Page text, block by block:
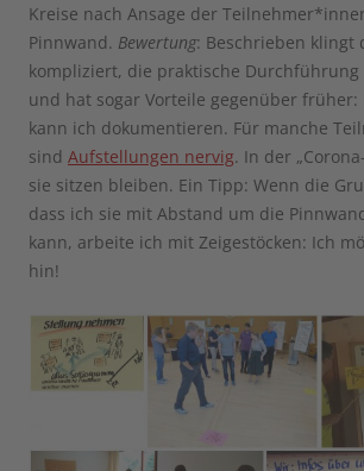
Kreise nach Ansage der
Pinnwand. Bewertung: Beschrieben klingt
kompliziert, die praktische Durchführung
und hat sogar Vorteile gegenüber früher:
kann ich dokumentieren. Für manche
sind Aufstellungen nervig. In der
sie sitzen bleiben. Ein Tipp: Wenn die
dass ich sie mit Abstand um die
kann, arbeite ich mit Zeigestöcken: Ich
hin!